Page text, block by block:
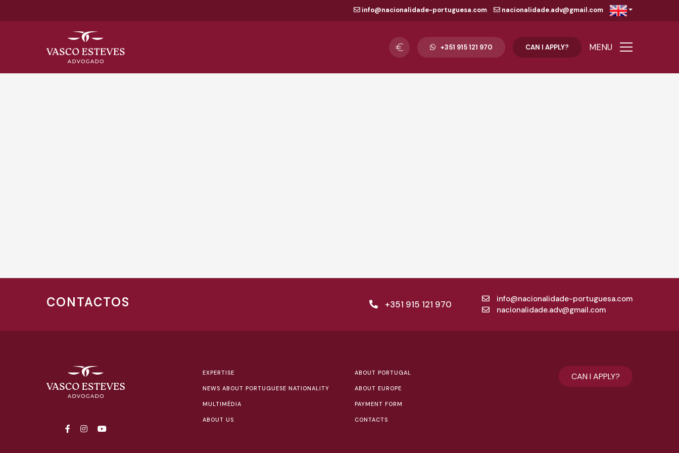
info@nacionalidade-portuguesa.com nacionalidade.adv@gmail.com
+351 915 121 970 CAN I APPLY? MENU
CONTACTOS +351 915 121 970
info@nacionalidade-portuguesa.com
nacionalidade.adv@gmail.com
CAN I APPLY?
EXPERTISE
NEWS ABOUT PORTUGUESE NATIONALITY
MULTIMÉDIA
ABOUT US
ABOUT PORTUGAL
ABOUT EUROPE
PAYMENT FORM
CONTACTS